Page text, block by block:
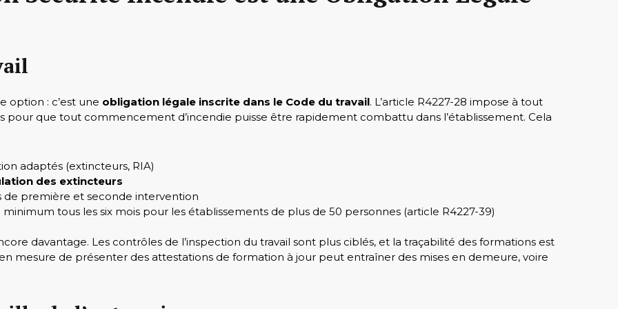
option : c’est une obligation légale inscrite dans le Code du travail. L’article R4227-28 impose à tout
pour que tout commencement d’incendie puisse être rapidement combattu dans l’établissement. Cela
adaptés (extincteurs, RIA)
des extincteurs
de première et seconde intervention
minimum tous les six mois pour les établissements de plus de 50 personnes (article R4227-39)
davantage. Les contrôles de l’inspection du travail sont plus ciblés, et la traçabilité des formations est
mesure de présenter des attestations de formation à jour peut entraîner des mises en demeure, voire